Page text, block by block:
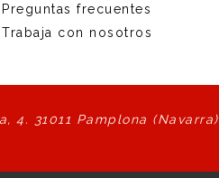
Preguntas frecuentes
Trabaja con nosotros
4. 31011 Pamplona (Navarra)